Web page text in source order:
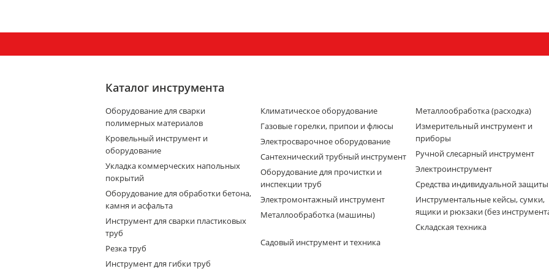
Каталог инструмента
Оборудование для сварки
полимерных материалов
Кровельный инструмент и
оборудование
Укладка коммерческих напольных
покрытий
Оборудование для обработки бетона,
камня и асфальта
Инструмент для сварки пластиковых
труб
Резка труб
Инструмент для гибки труб
Климатическое оборудование
Газовые горелки, припои и флюсы
Электросварочное оборудование
Сантехнический трубный инструмент
Оборудование для прочистки и
инспекции труб
Электромонтажный инструмент
Металлообработка (машины)
Металлообработка (расходка)
Измерительный инструмент и
приборы
Ручной слесарный инструмент
Электроинструмент
Средства индивидуальной защиты
Инструментальные кейсы, сумки,
ящики и рюкзаки (без
Складская техника
Садовый инструмент и техника